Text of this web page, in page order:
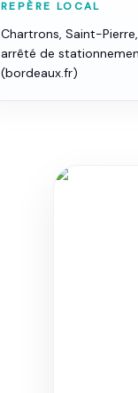
REPÈRE LOCAL
Chartrons, Saint-
arrêté de
(bordeaux.fr)